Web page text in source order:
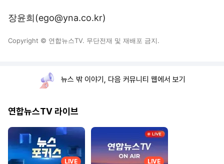
장윤희(ego@yna.co.kr)
Copyright © 연합뉴스TV. 무단전재 및 재배포 금지.
뉴스 밖 이야기, 다음 커뮤니티 웹에서 보기
연합뉴스TV 라이브
LIVE LIVE